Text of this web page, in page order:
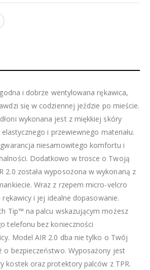
i dobrze wentylowana rękawica,
się w codziennej jeździe po mieście.
wykonana jest z miękkiej skóry
i przewiewnego materiału.
niesamowitego komfortu i
Dodatkowo w trosce o Twoją
2.0 została wyposożona w wykonaną z
Wraz z rzepem micro-velcro
rękawicy i jej idealne dopasowanie.
Tip™ na palcu wskazującym możesz
telefonu bez konieczności
Model AIR 2.0 dba nie tylko o Twój
bezpieczeństwo. Wyposażony jest
kostek oraz protektory palców z TPR.